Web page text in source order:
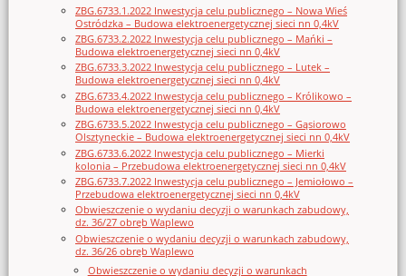
ZBG.6733.1.2022 Inwestycja celu publicznego – Nowa Wieś
Ostródzka – Budowa elektroenergetycznej sieci nn 0,4kV
ZBG.6733.2.2022 Inwestycja celu publicznego – Mańki –
Budowa elektroenergetycznej sieci nn 0,4kV
ZBG.6733.3.2022 Inwestycja celu publicznego – Lutek –
Budowa elektroenergetycznej sieci nn 0,4kV
ZBG.6733.4.2022 Inwestycja celu publicznego – Królikowo –
Budowa elektroenergetycznej sieci nn 0,4kV
ZBG.6733.5.2022 Inwestycja celu publicznego – Gąsiorowo
Olsztyneckie – Budowa elektroenergetycznej sieci nn 0,4kV
ZBG.6733.6.2022 Inwestycja celu publicznego – Mierki
kolonia – Przebudowa elektroenergetycznej sieci nn 0,4kV
ZBG.6733.7.2022 Inwestycja celu publicznego – Jemiołowo –
Przebudowa elektroenergetycznej sieci nn 0,4kV
Obwieszczenie o wydaniu decyzji o warunkach zabudowy,
dz. 36/27 obręb Waplewo
Obwieszczenie o wydaniu decyzji o warunkach zabudowy,
dz. 36/26 obręb Waplewo
Obwieszczenie o wydaniu decyzji o warunkach